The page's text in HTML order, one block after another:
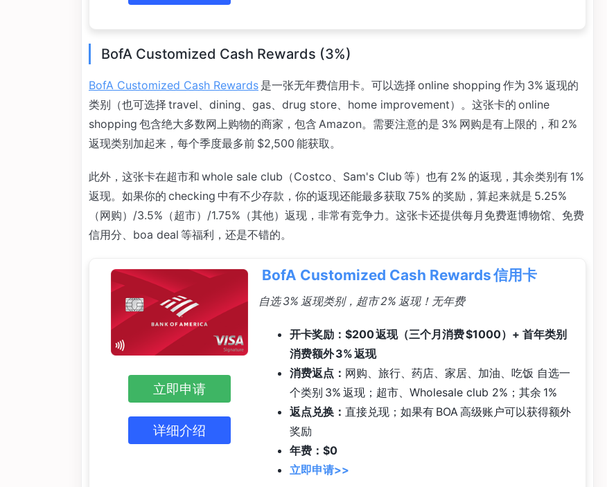
BofA Customized Cash Rewards (3%)
BofA Customized Cash Rewards 是一张无年费信用卡。可以选择 online shopping 作为 3% 返现的
类别（也可选择 travel、dining、gas、drug store、home improvement）。这张卡的 online
shopping 包含绝大多数网上购物的商家，包含 Amazon。需要注意的是 3% 网购是有上限的，和 2%
返现类别加起来，每个季度最多前 $2,500 能获取。
此外，这张卡在超市和 whole sale club（Costco、Sam's Club 等）也有 2% 的返现，其余类别有 1%
返现。如果你的 checking 中有不少存款，你的返现还能最多获取 75% 的奖励，算起来就是 5.25%
（网购）/3.5%（超市）/1.75%（其他）返现，非常有竞争力。这张卡还提供每月免费逛博物馆、免费
信用分、boa deal 等福利，还是不错的。
立即申请
详细介绍
BofA Customized Cash Rewards 信用卡
自选 3% 返现类别，超市 2% 返现！无年费
开卡奖励：$200 返现（三个月消费 $1000）+ 首年类别
消费额外 3% 返现
消费返点： 网购、旅行、药店、家居、加油、吃饭 自选一
个类别 3% 返现；超市、Wholesale club 2%；其余 1%
返点兑换： 直接兑现；如果有 BOA 高级账户可以获得额外
奖励
年费：$0
立即申请>>